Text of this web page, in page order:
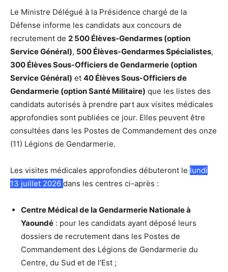
Le Ministre Délégué à la Présidence chargé de la
Défense informe les candidats aux concours de
recrutement de 2 500 Élèves-Gendarmes (option
Service Général), 500 Élèves-Gendarmes Spécialistes,
300 Élèves Sous-Officiers de Gendarmerie (option
Service Général) et 40 Élèves Sous-Officiers de
Gendarmerie (option Santé Militaire) que les listes des
candidats autorisés à prendre part aux visites médicales
approfondies sont publiées ce jour. Elles peuvent être
consultées dans les Postes de Commandement des onze
(11) Légions de Gendarmerie.
Les visites médicales approfondies débuteront le lundi
13 juillet 2026 dans les centres ci-après :
Centre Médical de la Gendarmerie Nationale à
Yaoundé : pour les candidats ayant déposé leurs
dossiers de recrutement dans les Postes de
Commandement des Légions de Gendarmerie du
Centre, du Sud et de l’Est ;